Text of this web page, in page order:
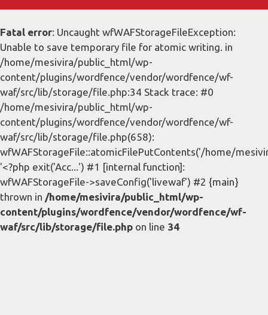
Fatal error: Uncaught wfWAFStorageFileException:
Unable to save temporary file for atomic writing. in
/home/mesivira/public_html/wp-
content/plugins/wordfence/vendor/wordfence/wf-
waf/src/lib/storage/file.php:34 Stack trace: #0
/home/mesivira/public_html/wp-
content/plugins/wordfence/vendor/wordfence/wf-
waf/src/lib/storage/file.php(658):
wfWAFStorageFile::atomicFilePutContents('/home/
'<?php exit('Acc...') #1 [internal function]:
wfWAFStorageFile->saveConfig('livewaf') #2 {main}
thrown in /home/mesivira/public_html/wp-
content/plugins/wordfence/vendor/wordfence/wf-
waf/src/lib/storage/file.php on line 34